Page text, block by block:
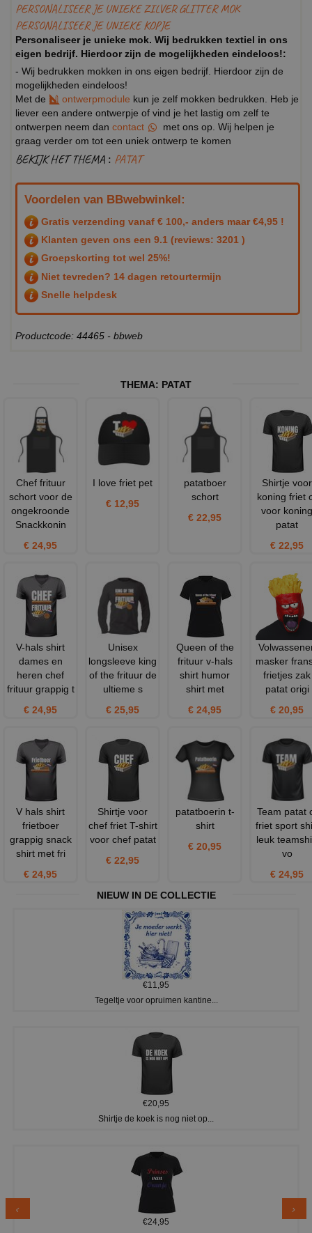
PERSONALISEER JE UNIEKE ZILVER GLITTER MOK
PERSONALISEER JE UNIEKE KOPJE
Personaliseer je unieke mok. Wij bedrukken textiel in ons
eigen bedrijf. Hierdoor zijn de mogelijkheden eindeloos!:
- Wij bedrukken mokken in ons eigen bedrijf. Hierdoor zijn de
mogelijkheden eindeloos!
Met de
ontwerpmodule kun je zelf mokken bedrukken. Heb je
liever een andere ontwerpje of vind je het lastig om zelf te
ontwerpen neem dan contact
met ons op. Wij helpen je
graag verder om tot een uniek ontwerp te komen
BEKIJK HET THEMA : PATAT
Voordelen van BBwebwinkel:
Gratis verzending vanaf € 100,- anders maar €4,95 !
Klanten geven ons een 9.1 (reviews: 3201 )
Groepskorting tot wel 25%!
Niet tevreden? 14 dagen retourtermijn
Snelle helpdesk
Productcode: 44465 - bbweb
THEMA: PATAT
Chef frituur
schort voor de
ongekroonde
Snackkonin
€ 24,95
I love friet pet
€ 12,95
patatboer
schort
€ 22,95
Shirtje voor
koning friet
voor koning
patat
€ 22,95
V-hals shirt
dames en
heren chef
frituur grappig t
€ 24,95
Unisex
longsleeve king
of the frituur de
ultieme s
€ 25,95
Queen of the
frituur v-hals
shirt humor
shirt met
€ 24,95
masker
frietjes zak
patat origi
€ 20,95
V hals shirt
frietboer
grappig snack
shirt met fri
€ 24,95
Shirtje voor
chef friet T-shirt
voor chef patat
€ 22,95
patatboerin t-
shirt
€ 20,95
Team patat
friet sport
leuk
vo
€ 24,95
NIEUW IN DE COLLECTIE
€11,95
Tegeltje voor opruimen kantine...
€20,95
Shirtje de koek is nog niet op...
€24,95